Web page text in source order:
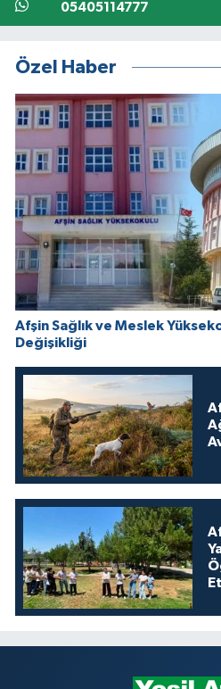
05405114777
Özel Haber
Afşin Sağlık ve Meslek
Değişikliği